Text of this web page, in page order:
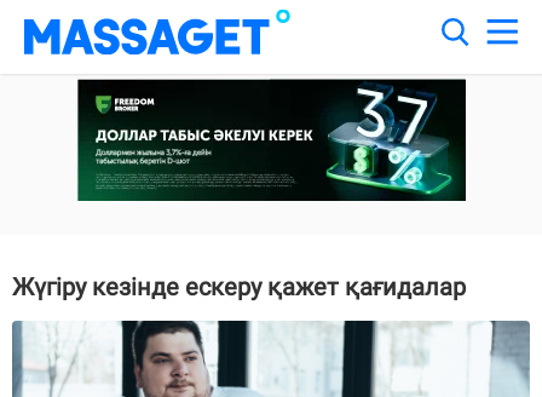
Жүгіру кезінде ескеру қажет қағидалар